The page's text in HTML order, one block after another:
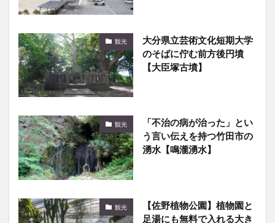
観光
大分県立芸術文化短期大学
のそばに佇む前方後円墳
【大臣塚古墳】
観光
「不治の病が治った」とい
う言い伝えを持つ竹田市の
湧水【鳴瀧湧水】
観光
【佐野植物公園】植物園と
足湯にも無料で入れる大き